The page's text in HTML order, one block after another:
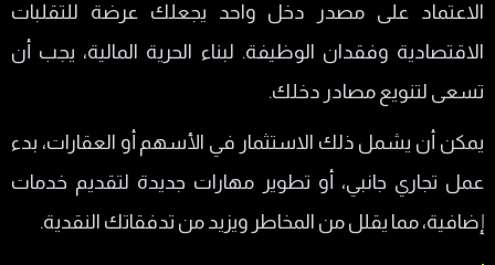
الاعتماد على مصدر دخل واحد يجعلك عرضة للتقلبات
الاقتصادية وفقدان الوظيفة. لبناء الحرية المالية، يجب أن
تسعى لتنويع مصادر دخلك.
يمكن أن يشمل ذلك الاستثمار في الأسهم أو العقارات، بدء
عمل تجاري جانبي، أو تطوير مهارات جديدة لتقديم خدمات
إضافية، مما يقلل من المخاطر ويزيد من تدفقاتك النقدية.